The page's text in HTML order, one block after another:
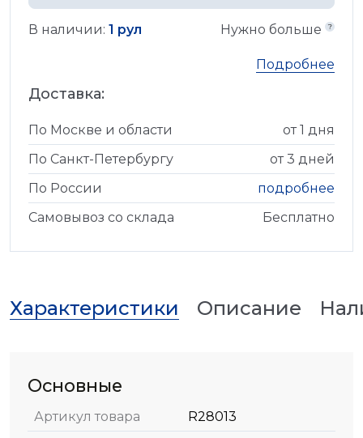
В наличии: 1 рул Нужно больше
Подробнее
Доставка:
По Москве и области
от 1 дня
По Санкт-Петербургу
от 3 дней
По России
подробнее
Самовывоз со склада
Бесплатно
Характеристики Описание
Основные
Артикул товара R28013